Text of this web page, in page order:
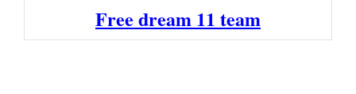
Free dream 11 team